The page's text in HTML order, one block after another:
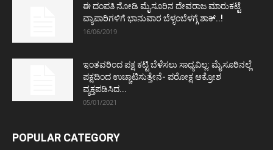
ಈ ದಂಪತಿ ನೋಡಿ ಮೈಸೂರಿನ ದೇವರಾಜ ಮಾರುಕಟ್ಟೆ
ವ್ಯಾಪಾರಿಗಳಿಗೆ ಭಾನುವಾರ ಬೆಳ್ಳಂಬೆಳಗ್ಗೆ ಶಾಕ್..!
16/06/2019
ಇಂತವರಿಂದ ಪಕ್ಷ ಕಟ್ಟಿ ಬೆಳೆಸಲು ಸಾಧ್ಯವಿಲ್ಲ: ಮೈಸೂರಿನಲ್ಲೆ
ಪಕ್ಷದಿಂದ ಉಚ್ಚಾಟಿಸುತ್ತೇನೆ- ಪರೋಕ್ಷ ಆಕ್ರೋಶ
ವ್ಯಕ್ತಪಡಿಸಿದ...
05/01/2021
POPULAR CATEGORY